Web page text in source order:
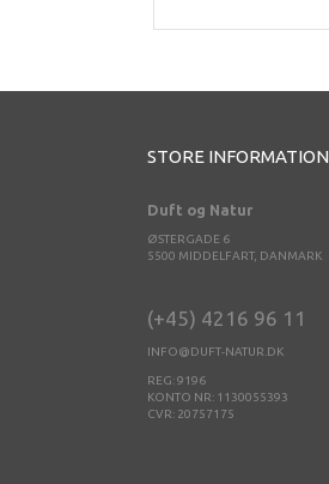
STORE INFORMATION
Duft og Natur
ØSTERGADE 6
5500 MIDDELFART, DANMARK
(+45) 4216 96 11
INFO@DUFT-NATUR.DK
REG: 9196
KONTO NR: 1130055393
CVR: 20757175